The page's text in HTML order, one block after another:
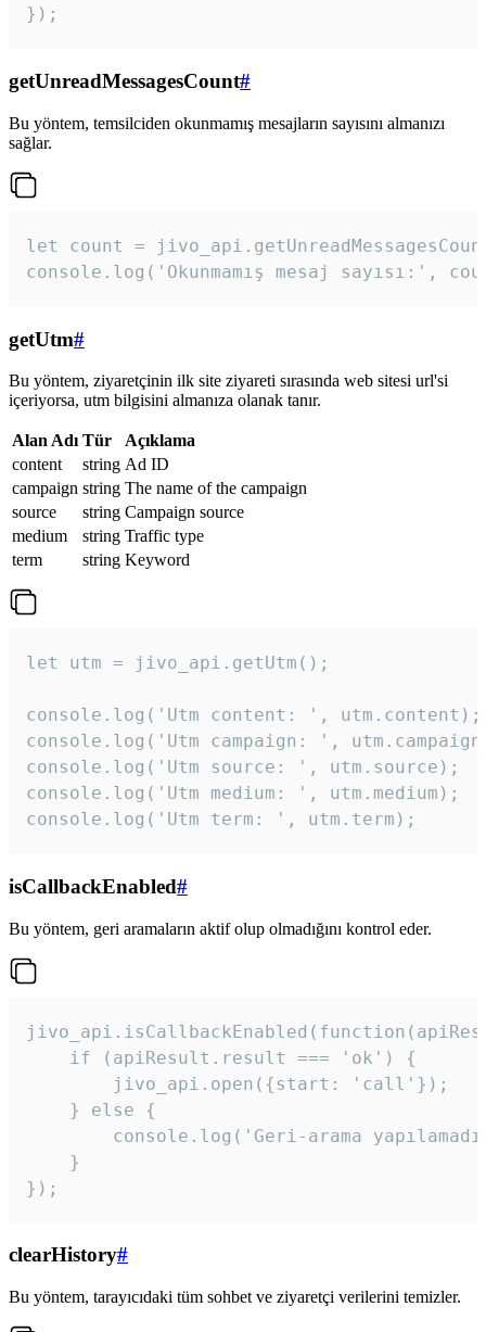
});
getUnreadMessagesCount#
Bu yöntem, temsilciden okunmamış mesajların sayısını almanızı
sağlar.
let count =
console.log('Okunmamış mesaj sayısı:',
getUtm#
Bu yöntem, ziyaretçinin ilk site ziyareti sırasında web sitesi url'si
içeriyorsa, utm bilgisini almanıza olanak tanır.
Alan Adı Tür
Açıklama
content
string Ad ID
campaign string The name of the campaign
source
string Campaign source
medium
string Traffic type
term
string Keyword
let utm = jivo_api.getUtm();
console.log('Utm content: ', utm.content);
console.log('Utm campaign: ',
console.log('Utm source: ', utm.source);
console.log('Utm medium: ', utm.medium);
console.log('Utm term: ', utm.term);
isCallbackEnabled#
Bu yöntem, geri aramaların aktif olup olmadığını kontrol eder.
    if (apiResult.result === 'ok') {
        jivo_api.open({start: 'call'});
    } else {
console.log('Geri-arama
    }
});
clearHistory#
Bu yöntem, tarayıcıdaki tüm sohbet ve ziyaretçi verilerini temizler.